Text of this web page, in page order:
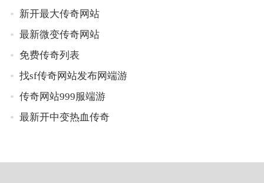
新开最大传奇网站
最新微变传奇网站
免费传奇列表
找sf传奇网站发布网端游
传奇网站999服端游
最新开中变热血传奇